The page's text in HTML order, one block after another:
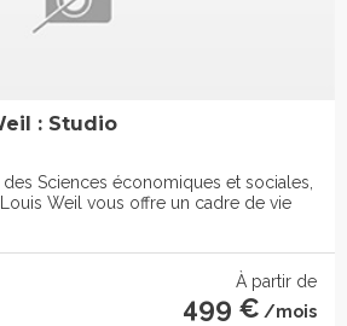
: Studio
Sciences économiques et sociales,
Weil vous offre un cadre de vie
À partir de
499 € /mois